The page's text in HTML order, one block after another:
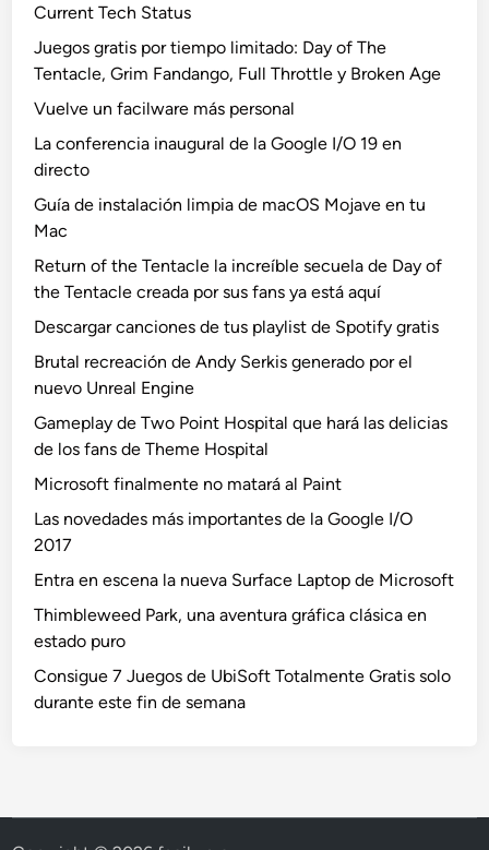
Current Tech Status
Juegos gratis por tiempo limitado: Day of The
Tentacle, Grim Fandango, Full Throttle y Broken Age
Vuelve un facilware más personal
La conferencia inaugural de la Google I/O 19 en
directo
Guía de instalación limpia de macOS Mojave en tu
Mac
Return of the Tentacle la increíble secuela de Day of
the Tentacle creada por sus fans ya está aquí
Descargar canciones de tus playlist de Spotify gratis
Brutal recreación de Andy Serkis generado por el
nuevo Unreal Engine
Gameplay de Two Point Hospital que hará las delicias
de los fans de Theme Hospital
Microsoft finalmente no matará al Paint
Las novedades más importantes de la Google I/O
2017
Entra en escena la nueva Surface Laptop de Microsoft
Thimbleweed Park, una aventura gráfica clásica en
estado puro
Consigue 7 Juegos de UbiSoft Totalmente Gratis solo
durante este fin de semana